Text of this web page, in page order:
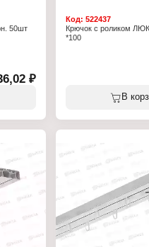
50шт
₽
Код: 522437
Крючок с роликом
*100
В